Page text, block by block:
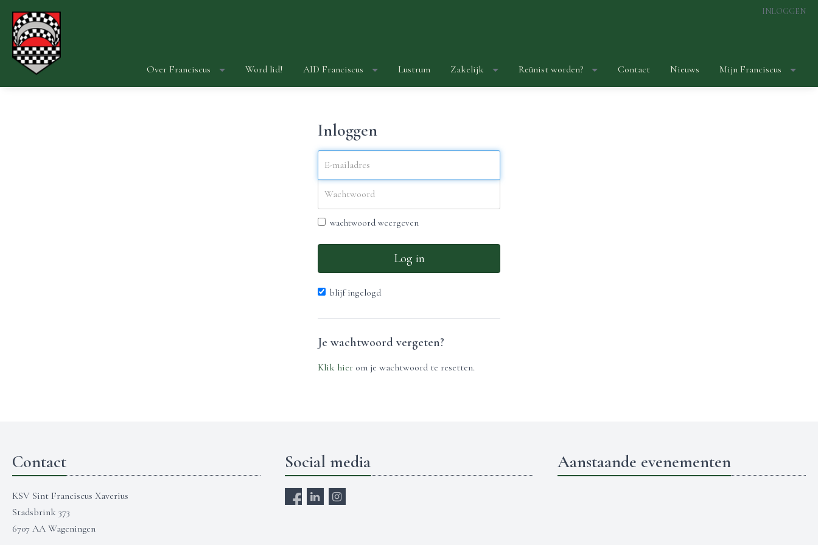
INLOGGEN
Over Franciscus Word lid! AID Franciscus Lustrum Zakelijk Reünist worden? Contact Nieuws Mijn Franciscus
Inloggen
wachtwoord weergeven
Log in
blijf ingelogd
Je wachtwoord vergeten?
Klik hier om je wachtwoord te resetten.
Contact
KSV Sint Franciscus Xaverius
Stadsbrink 373
6707 AA Wageningen
Social media Aanstaande evenementen